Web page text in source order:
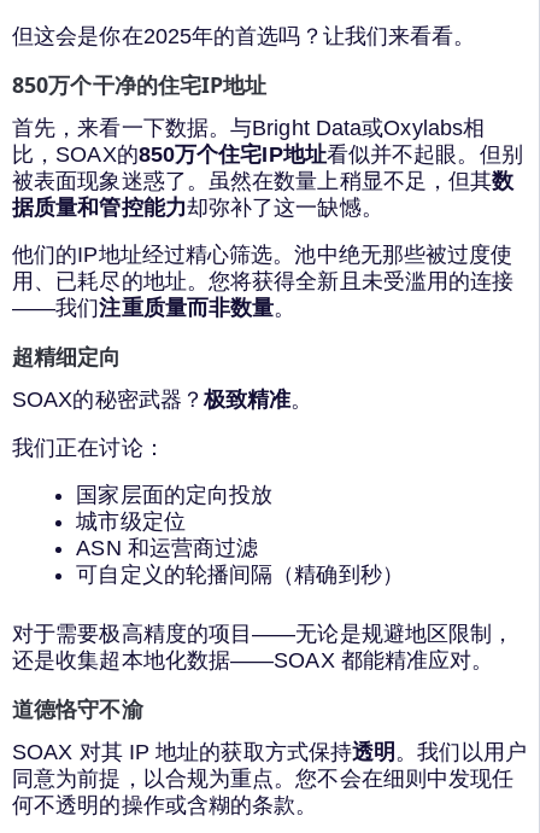
但这会是你在2025年的首选吗？让我们来看看。
850万个干净的住宅IP地址
首先，来看一下数据。与Bright Data或Oxylabs相
比，SOAX的850万个住宅IP地址看似并不起眼。但别
被表面现象迷惑了。虽然在数量上稍显不足，但其数
据质量和管控能力却弥补了这一缺憾。
他们的IP地址经过精心筛选。池中绝无那些被过度使
用、已耗尽的地址。您将获得全新且未受滥用的连接
——我们注重质量而非数量。
超精细定向
SOAX的秘密武器？极致精准。
我们正在讨论：
国家层面的定向投放
城市级定位
ASN 和运营商过滤
可自定义的轮播间隔（精确到秒）
对于需要极高精度的项目——无论是规避地区限制，
还是收集超本地化数据——SOAX 都能精准应对。
道德恪守不渝
SOAX 对其 IP 地址的获取方式保持透明 。我们以用户
同意为前提，以合规为重点。您不会在细则中发现任
何不透明的操作或含糊的条款。